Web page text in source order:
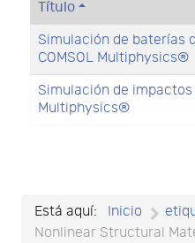
Título
Simulación de baterías
COMSOL Multiphysics®
Simulación de impactos
Multiphysics®
Está aquí: Inicio
Nonlinear Structural